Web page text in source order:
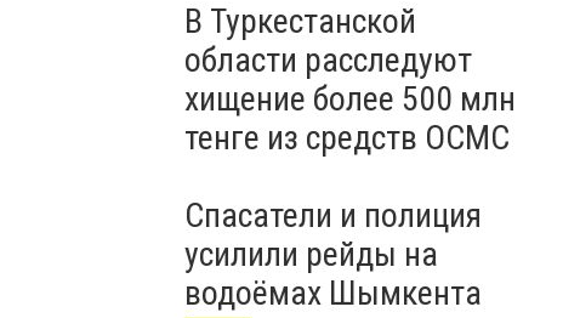
регионов на форуме
цифровых инициатив
КУРУЛТАЙ 2026
В Туркестанской
области расследуют
хищение более 500 млн
тенге из средств ОСМС
Спасатели и полиция
усилили рейды на
водоёмах Шымкента